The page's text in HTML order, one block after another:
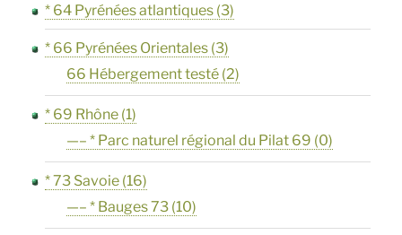
* 64 Pyrénées atlantiques (3)
* 66 Pyrénées Orientales (3)
66 Hébergement testé (2)
* 69 Rhône (1)
—– * Parc naturel régional du Pilat 69 (0)
* 73 Savoie (16)
—– * Bauges 73 (10)